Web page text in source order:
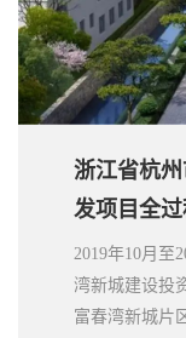
浙江省杭
发项目全
2019年10月至
湾新城建设投
富春湾新城片